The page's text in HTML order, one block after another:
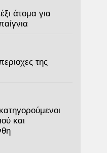
άτομα για
της
και